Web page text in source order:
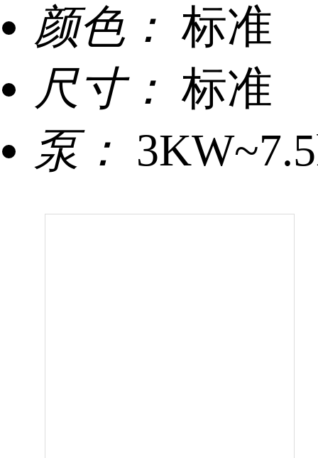
颜色： 标准
尺寸： 标准
泵：